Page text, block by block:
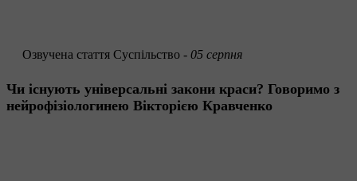
Озвучена стаття Суспільство - 05 серпня
Чи існують універсальні закони краси? Говоримо з
нейрофізіологинею Вікторією Кравченко